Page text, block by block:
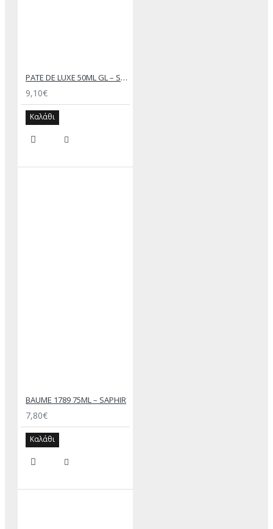
PATE DE LUXE 50ML GL – SAPHIR MEDAILLE D’OR
9,10€
Καλάθι
BAUME 1789 75ML – SAPHIR
7,80€
Καλάθι